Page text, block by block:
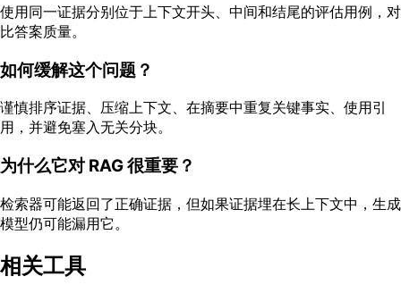
使用同一证据分别位于上下文开头、中间和结尾的评估用例，对
比答案质量。
如何缓解这个问题？
谨慎排序证据、压缩上下文、在摘要中重复关键事实、使用引
用，并避免塞入无关分块。
为什么它对 RAG 很重要？
检索器可能返回了正确证据，但如果证据埋在长上下文中，生成
模型仍可能漏用它。
相关工具